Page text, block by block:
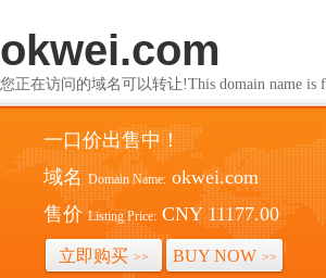
okwei.com
您正在访问的域名可以转让!This domain name is
一口价出售中！
域名 Domain Name: okwei.com
售价 Listing Price: CNY 11177.00
立即购买 >> BUY NOW >>